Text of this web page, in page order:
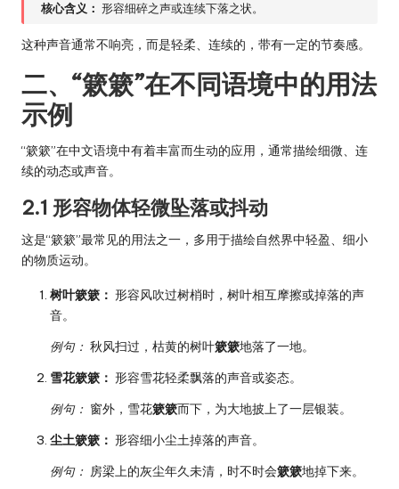
核心含义： 形容细碎之声或连续下落之状。
这种声音通常不响亮，而是轻柔、连续的，带有一定的节奏感。
二、“簌簌”在不同语境中的用法
示例
“簌簌”在中文语境中有着丰富而生动的应用，通常描绘细微、连
续的动态或声音。
2.1 形容物体轻微坠落或抖动
这是“簌簌”最常见的用法之一，多用于描绘自然界中轻盈、细小
的物质运动。
树叶簌簌： 形容风吹过树梢时，树叶相互摩擦或掉落的声
音。
例句： 秋风扫过，枯黄的树叶簌簌地落了一地。
雪花簌簌： 形容雪花轻柔飘落的声音或姿态。
例句： 窗外，雪花簌簌而下，为大地披上了一层银装。
尘土簌簌： 形容细小尘土掉落的声音。
例句： 房梁上的灰尘年久未清，时不时会簌簌地掉下来。